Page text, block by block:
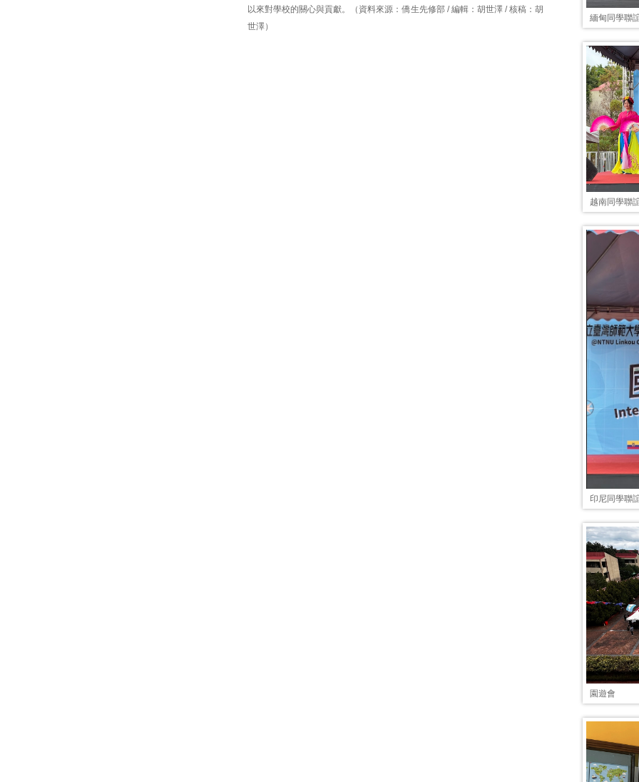
緬甸同學聯
越南同學聯
印尼同學聯
園遊會
以來對學校的關心與貢獻。（資料來源：僑生先修部 / 編輯：胡世澤 / 核稿：胡
世澤）